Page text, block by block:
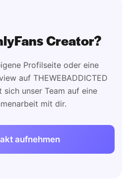
Creator?
Profilseite oder eine
auf THEWEBADDICTED
unser Team auf eine
mit dir.
aufnehmen